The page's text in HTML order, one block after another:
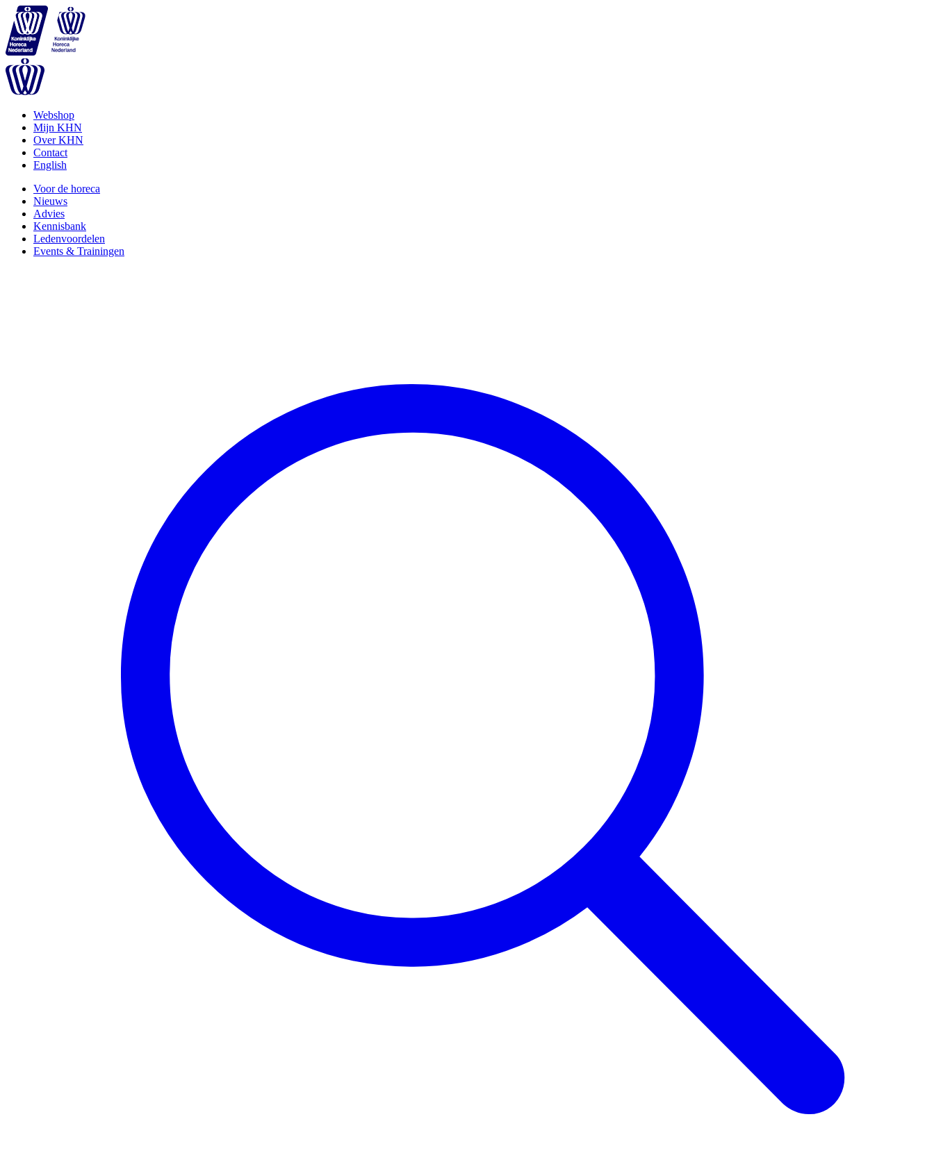
Webshop
Mijn KHN
Over KHN
Contact
English
Voor de horeca
Nieuws
Advies
Kennisbank
Ledenvoordelen
Events & Trainingen